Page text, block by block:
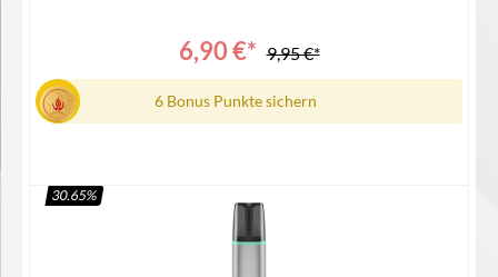
6,90 €* 9,95 €*
6 Bonus Punkte sichern
In den Warenkorb
30.65%